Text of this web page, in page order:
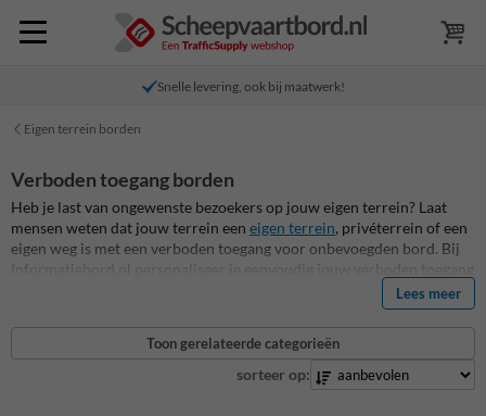
Snelle levering, ook bij maatwerk!
Eigen terrein borden
Verboden toegang borden
Heb je last van ongewenste bezoekers op jouw eigen terrein? Laat
mensen weten dat jouw terrein een eigen terrein, privéterrein of een
eigen weg is met een verboden toegang voor onbevoegden bord. Bij
Informatiebord.nl personaliseer je eenvoudig jouw verboden toegang
bord met eigen tekst, zodat het verboden toegang bord direct geldt
als eigen terrein bordje. De meeste verboden toegang bordjes zijn
uitgevoerd als echt aluminium verkeersbord met dubbel omgezette
rand, tenzij anders vermeld. Dit maakt onze verboden toegang
bordjes voor 99% hufterproof en daarmee zijn ze van de hoogste
Lees meer
Toon gerelateerde categorieën
sorteer op: